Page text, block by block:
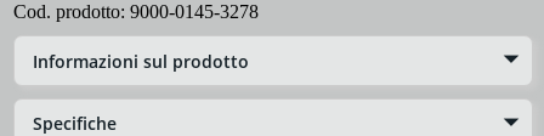
Cod. prodotto: 9000-0145-3278
Informazioni sul prodotto
Specifiche